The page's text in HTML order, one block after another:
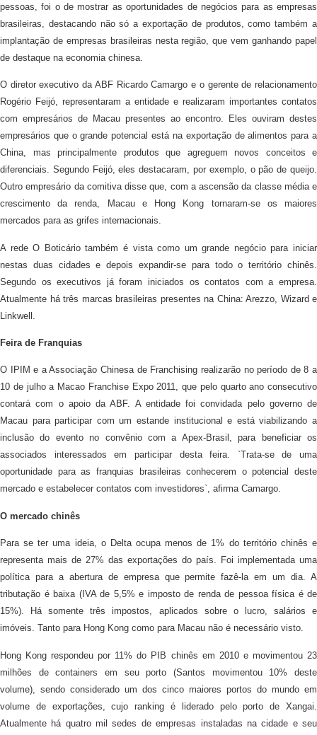
pessoas, foi o de mostrar as oportunidades de negócios para as empresas
brasileiras, destacando não só a exportação de produtos, como também a
implantação de empresas brasileiras nesta região, que vem ganhando papel
de destaque na economia chinesa.
O diretor executivo da ABF Ricardo Camargo e o gerente de relacionamento
Rogério Feijó, representaram a entidade e realizaram importantes contatos
com empresários de Macau presentes ao encontro. Eles ouviram destes
empresários que o grande potencial está na exportação de alimentos para a
China, mas principalmente produtos que agreguem novos conceitos e
diferenciais. Segundo Feijó, eles destacaram, por exemplo, o pão de queijo.
Outro empresário da comitiva disse que, com a ascensão da classe média e
crescimento da renda, Macau e Hong Kong tornaram-se os maiores
mercados para as grifes internacionais.
A rede O Boticário também é vista como um grande negócio para iniciar
nestas duas cidades e depois expandir-se para todo o território chinês.
Segundo os executivos já foram iniciados os contatos com a empresa.
Atualmente há três marcas brasileiras presentes na China: Arezzo, Wizard e
Linkwell.
Feira de Franquias
O IPIM e a Associação Chinesa de Franchising realizarão no período de 8 a
10 de julho a Macao Franchise Expo 2011, que pelo quarto ano consecutivo
contará com o apoio da ABF. A entidade foi convidada pelo governo de
Macau para participar com um estande institucional e está viabilizando a
inclusão do evento no convênio com a Apex-Brasil, para beneficiar os
associados interessados em participar desta feira. `Trata-se de uma
oportunidade para as franquias brasileiras conhecerem o potencial deste
mercado e estabelecer contatos com investidores`, afirma Camargo.
O mercado chinês
Para se ter uma ideia, o Delta ocupa menos de 1% do território chinês e
representa mais de 27% das exportações do país. Foi implementada uma
política para a abertura de empresa que permite fazê-la em um dia. A
tributação é baixa (IVA de 5,5% e imposto de renda de pessoa física é de
15%). Há somente três impostos, aplicados sobre o lucro, salários e
imóveis. Tanto para Hong Kong como para Macau não é necessário visto.
Hong Kong respondeu por 11% do PIB chinês em 2010 e movimentou 23
milhões de containers em seu porto (Santos movimentou 10% deste
volume), sendo considerado um dos cinco maiores portos do mundo em
volume de exportações, cujo ranking é liderado pelo porto de Xangai.
Atualmente há quatro mil sedes de empresas instaladas na cidade e seu